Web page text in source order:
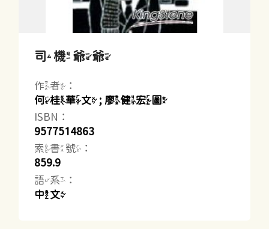
司機爺爺
作者：
何桂華文 ; 廖健宏圖
ISBN：
9577514863
索書號：
859.9
語系：
中文